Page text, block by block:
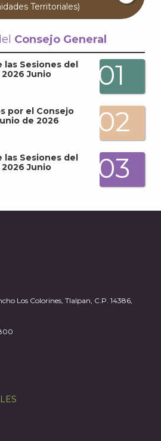
Territoriales)
Consejo General
las Sesiones del
Junio
01
por el Consejo
de 2026
02
las Sesiones del
Junio
03
Los Colorines, Tlalpan, C.P. 14386,